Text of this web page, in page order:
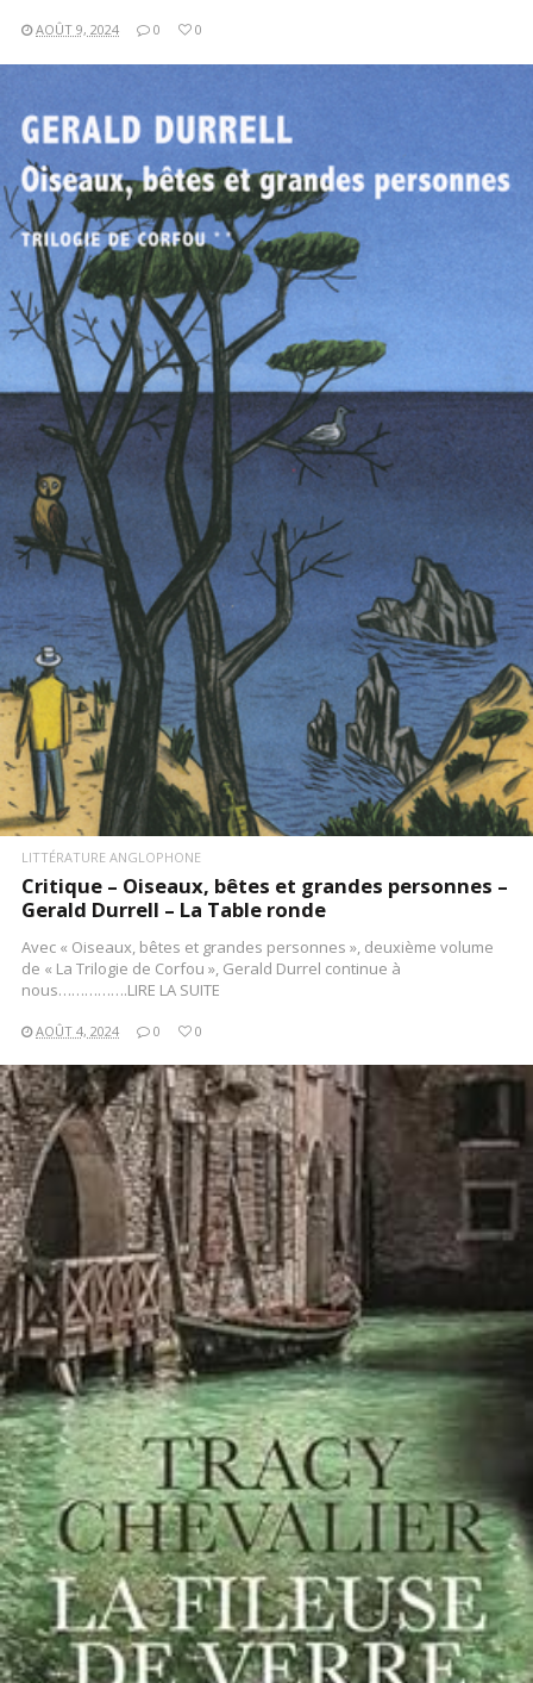
AOÛT 9, 2024 0 0
LIRE LA SUITE
LITTÉRATURE ANGLOPHONE
Critique – Oiseaux, bêtes et grandes personnes –
Gerald Durrell – La Table ronde
Avec « Oiseaux, bêtes et grandes personnes », deuxième volume
de « La Trilogie de Corfou », Gerald Durrel continue à
nous…………….LIRE LA SUITE
AOÛT 4, 2024 0 0
LIRE LA SUITE